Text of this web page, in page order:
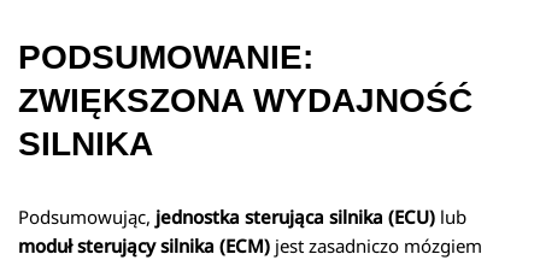
PODSUMOWANIE:
ZWIĘKSZONA WYDAJNOŚĆ
SILNIKA
Podsumowując, jednostka sterująca silnika (ECU) lub
moduł sterujący silnika (ECM) jest zasadniczo mózgiem